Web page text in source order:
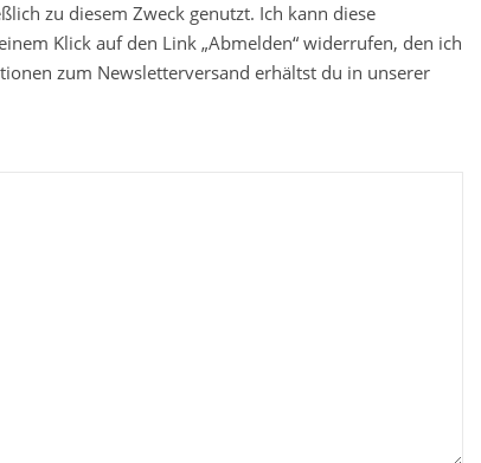
zu diesem Zweck genutzt. Ich kann diese
Klick auf den Link „Abmelden“ widerrufen, den ich
zum Newsletterversand erhältst du in unserer